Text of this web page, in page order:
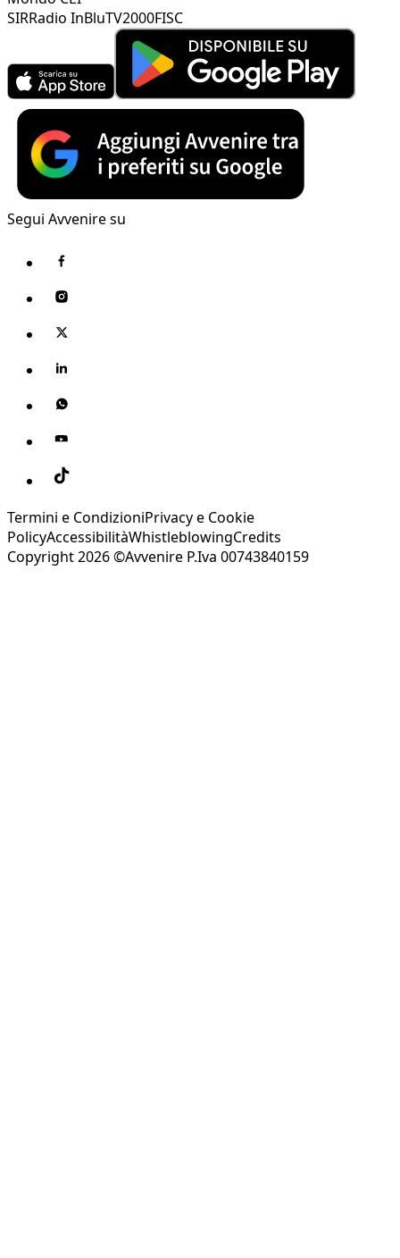
SIRRadio InBluTV2000FISC
Segui Avvenire su
Termini e CondizioniPrivacy e Cookie
PolicyAccessibilitàWhistleblowingCredits
Copyright 2026 ©Avvenire P.Iva 00743840159